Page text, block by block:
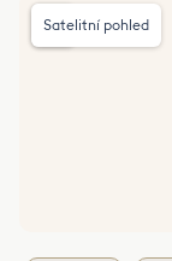
Satelitní pohled